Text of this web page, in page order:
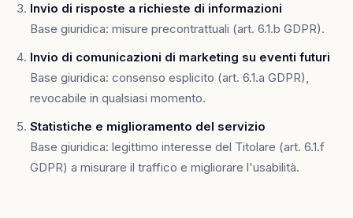
Invio di risposte a richieste di informazioni
Base giuridica: misure precontrattuali (art. 6.1.b GDPR).
Invio di comunicazioni di marketing su eventi futuri
Base giuridica: consenso esplicito (art. 6.1.a GDPR),
revocabile in qualsiasi momento.
Statistiche e miglioramento del servizio
Base giuridica: legittimo interesse del Titolare (art. 6.1.f
GDPR) a misurare il traffico e migliorare l'usabilità.